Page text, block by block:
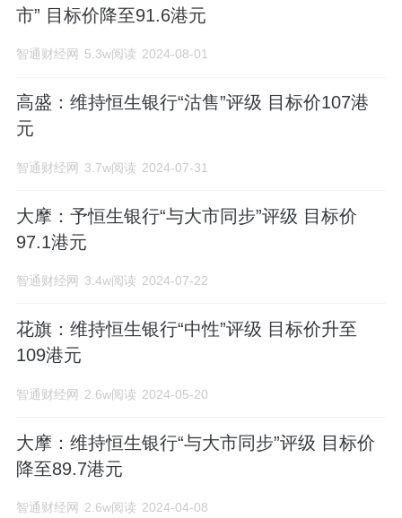
市” 目标价降至91.6港元
智通财经网 5.3w阅读 2024-08-01
高盛：维持恒生银行“沽售”评级 目标价107港
元
智通财经网 3.7w阅读 2024-07-31
大摩：予恒生银行“与大市同步”评级 目标价
97.1港元
智通财经网 3.4w阅读 2024-07-22
花旗：维持恒生银行“中性”评级 目标价升至
109港元
智通财经网 2.6w阅读 2024-05-20
大摩：维持恒生银行“与大市同步”评级 目标价
降至89.7港元
智通财经网 2.6w阅读 2024-04-08